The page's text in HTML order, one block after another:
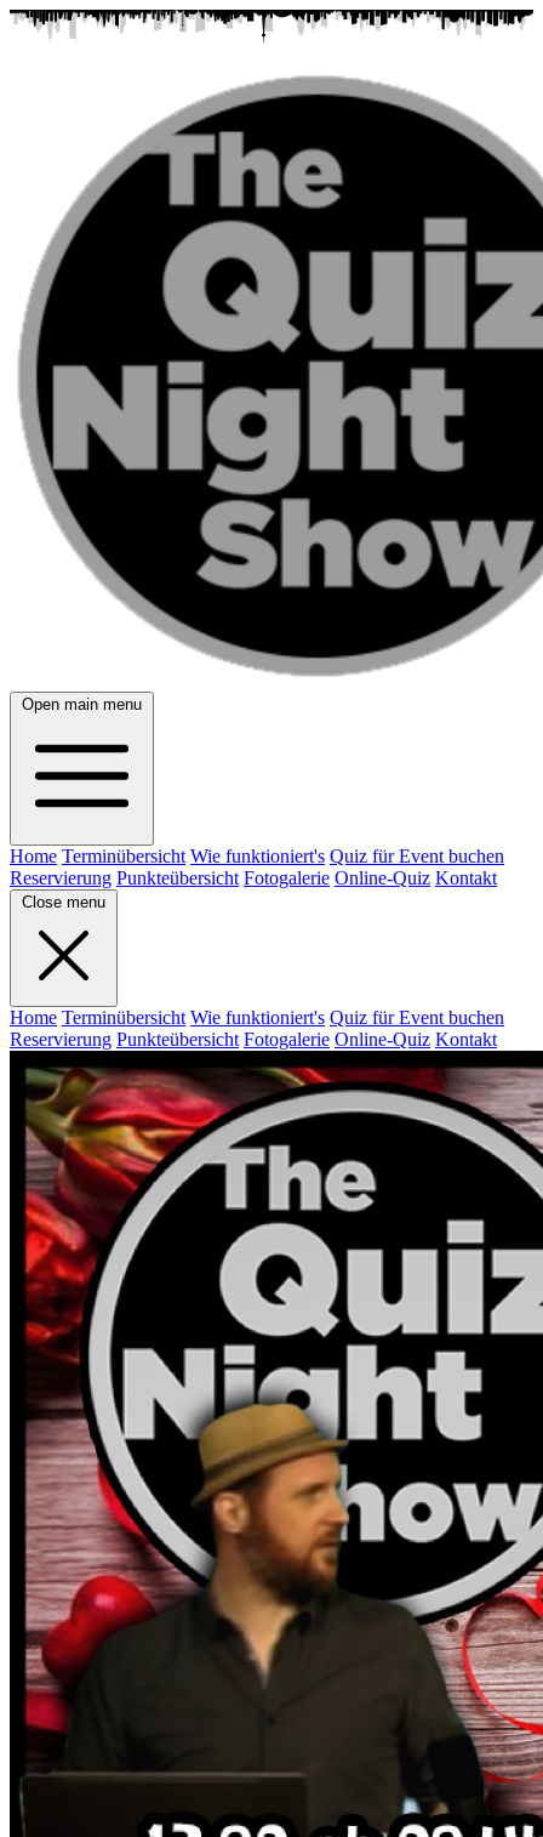
Open main menu
Home Terminübersicht Wie funktioniert's Quiz für Event buchen
Reservierung Punkteübersicht Fotogalerie Online-Quiz Kontakt
Close menu
Home Terminübersicht Wie funktioniert's Quiz für Event buchen
Reservierung Punkteübersicht Fotogalerie Online-Quiz Kontakt